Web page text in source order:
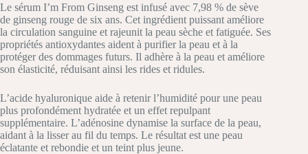
Le sérum I’m From Ginseng est infusé avec 7,98 % de sève
de ginseng rouge de six ans. Cet ingrédient puissant améliore
la circulation sanguine et rajeunit la peau sèche et fatiguée. Ses
propriétés antioxydantes aident à purifier la peau et à la
protéger des dommages futurs. Il adhère à la peau et améliore
son élasticité, réduisant ainsi les rides et ridules.
L’acide hyaluronique aide à retenir l’humidité pour une peau
plus profondément hydratée et un effet repulpant
supplémentaire. L’adénosine dynamise la surface de la peau,
aidant à la lisser au fil du temps. Le résultat est une peau
éclatante et rebondie et un teint plus jeune.